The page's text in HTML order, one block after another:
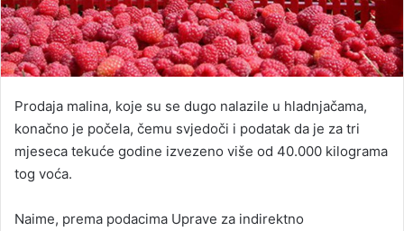
Prodaja malina, koje su se dugo nalazile u hladnjačama,
konačno je počela, čemu svjedoči i podatak da je za tri
mjeseca tekuće godine izvezeno više od 40.000 kilograma
tog voća.
Naime, prema podacima Uprave za indirektno